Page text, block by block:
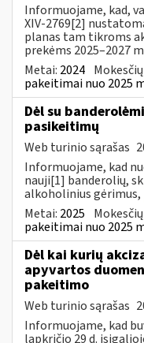
Informuojame, kad,
XIV-2769[2]
planas tam tikroms
prekėms 2025–2027
Metai: 2024
pakeitimai nuo 2025
Dėl su
pasikeitimų
Web turinio sąrašas
Informuojame, kad
nauji[1] banderolių,
alkoholinius gėrimus,
Metai: 2025
pakeitimai nuo 2025
Dėl kai kurių
apyvartos
pakeitimo
Web turinio sąrašas
Informuojame, kad
lapkričio 29 d.